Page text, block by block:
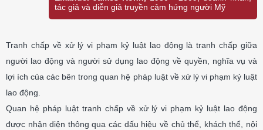
tác giả và diễn giả truyền cảm hứng người Mỹ
Tranh chấp về xử lý vi phạm kỷ luật lao động là tranh chấp giữa
người lao động và người sử dụng lao động về quyền, nghĩa vụ và
lợi ích của các bên trong quan hệ pháp luật về xử lý vi phạm kỷ luật
lao động.
Quan hệ pháp luật tranh chấp về xử lý vi phạm kỷ luật lao động
được nhận diện thông qua các dấu hiệu về chủ thể, khách thể, nội